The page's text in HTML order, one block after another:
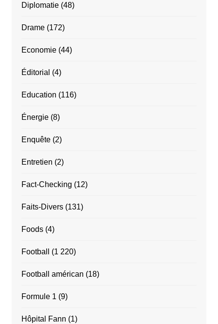
Diplomatie(48)
Drame(172)
Economie(44)
Éditorial (4)
Education (116)
Énergie(8)
Enquête(2)
Entretien (2)
Fact-Checking (12)
Faits-Divers(131)
Foods(4)
Football (1 220)
Football américan (18)
Formule 1 (9)
Hôpital Fann (1)